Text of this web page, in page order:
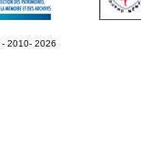
2010- 2026